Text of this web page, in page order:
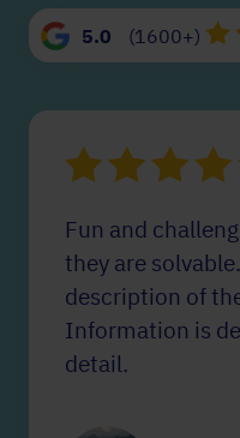
5.0 (1600+)
Fun and
they are
description of
Information is
detail.